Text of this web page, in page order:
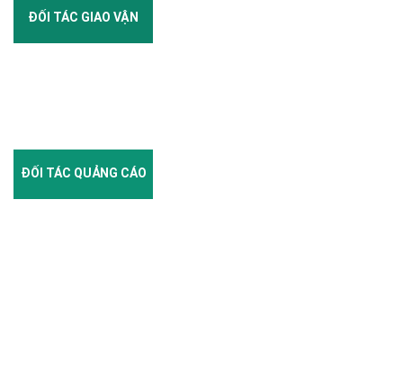
ĐỐI TÁC GIAO VẬN
ĐỐI TÁC QUẢNG CÁO